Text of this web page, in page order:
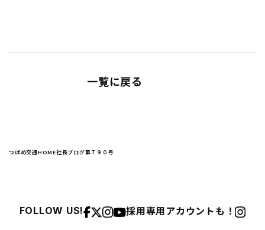
一覧に戻る
つばめ交通HOME社長ブログ第７９０号
FOLLOW US! 採用専用アカウントも！